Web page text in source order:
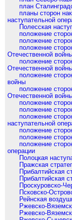
план
планы сторон
наступательной
Полесская
положение
положение
положение
Отечественной
положение
Отечественной
положение
войны
положение
Отечественной
положение
положение
положение
наступательной
положение
положение
положение
операции
Полоцкая
Пражская
Прибалтийская
Прибалтийская
Проскуровско-
Псковско-
Рейнская
Ржевско-
Ржевско-